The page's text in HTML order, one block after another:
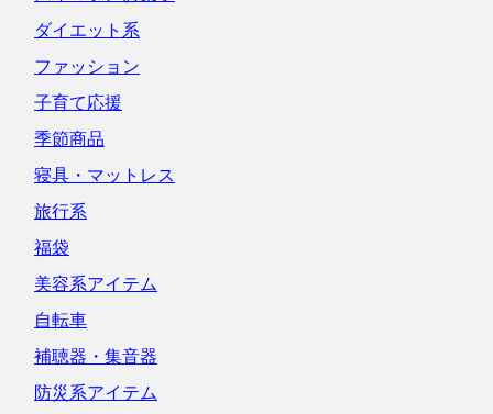
ダイエット系
ファッション
子育て応援
季節商品
寝具・マットレス
旅行系
福袋
美容系アイテム
自転車
補聴器・集音器
防災系アイテム